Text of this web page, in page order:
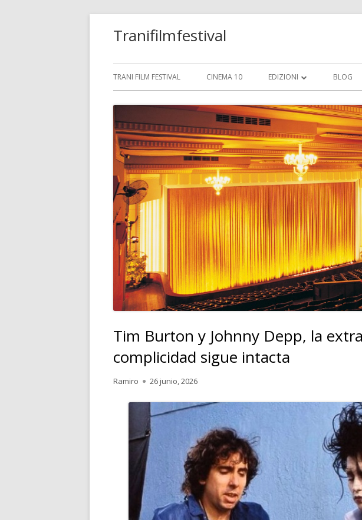
Tranifilmfestival
Menú
principal
TRANI FILM FESTIVAL CINEMA 10 EDIZIONI
PROGRAMMA 2012
VINCITORI TREDICESIMA
EDIZIONE 2013
TRANIFILMFESTIVAL 2014 XV
– REGOLAMENTO
BLOG
Tim Burton y Johnny Depp, la
complicidad sigue intacta
Autor
Ramiro
Publicado
26 junio, 2026